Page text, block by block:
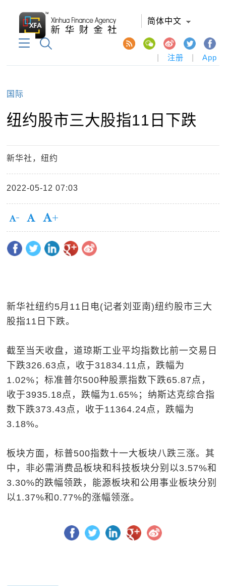
简体中文
注册 App
国际
纽约股市三大股指11日下跌
新华社，纽约
2022-05-12 07:03
新华社纽约5月11日电(记者刘亚南)纽约股市三大
股指11日下跌。
截至当天收盘，道琼斯工业平均指数比前一交易日
下跌326.63点，收于31834.11点，跌幅为
1.02%；标准普尔500种股票指数下跌65.87点，
收于3935.18点，跌幅为1.65%；纳斯达克综合指
数下跌373.43点，收于11364.24点，跌幅为
3.18%。
板块方面，标普500指数十一大板块八跌三涨。其
中，非必需消费品板块和科技板块分别以3.57%和
3.30%的跌幅领跌，能源板块和公用事业板块分别
以1.37%和0.77%的涨幅领涨。